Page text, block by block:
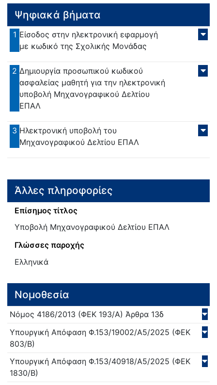
Ψηφιακά βήματα
1 Είσοδος στην ηλεκτρονική εφαρμογή
με κωδικό της Σχολικής Μονάδας
2 Δημιουργία προσωπικού κωδικού
ασφαλείας μαθητή για την ηλεκτρονική
υποβολή Μηχανογραφικού Δελτίου
ΕΠΑΛ
3 Ηλεκτρονική υποβολή του
Μηχανογραφικού Δελτίου ΕΠΑΛ
Άλλες πληροφορίες
Επίσημος τίτλος
Υποβολή Μηχανογραφικού Δελτίου ΕΠΑΛ
Γλώσσες παροχής
Ελληνικά
Νομοθεσία
Νόμος 4186/2013 (ΦΕΚ 193/Α) Άρθρα 13δ
Υπουργική Απόφαση Φ.153/19002/Α5/2025 (ΦΕΚ
803/Β)
Υπουργική Απόφαση Φ.153/40918/Α5/2025 (ΦΕΚ
1830/Β)